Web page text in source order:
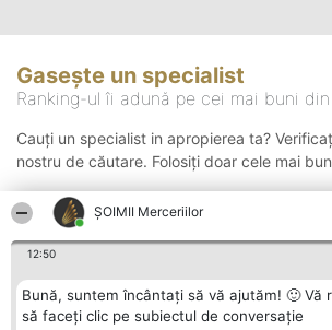
ȘOIMII Merceriilor
12:50
Bună, suntem încântați să vă ajutăm! 🙂 Vă
să faceți clic pe subiectul de conversație
Gasește un specialist
Ranking-ul îi adună pe cei mai buni
Cauți un specialist in apropierea ta?
nostru de căutare. Folosiți doar cele mai